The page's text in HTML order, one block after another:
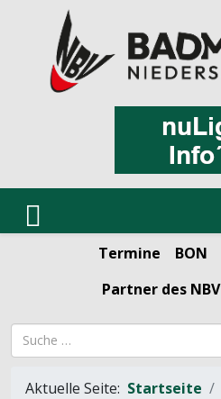
Termine BON
Partner des NBV
Suchbegriff
Aktuelle Seite: Startseite